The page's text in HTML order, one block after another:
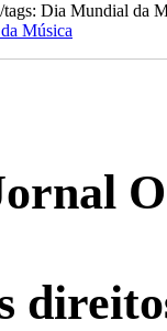
Dia Mundial da
Música